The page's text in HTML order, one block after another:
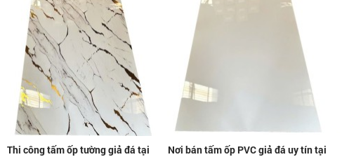
Thi công tấm ốp tường giả đá tại
Nơi bán tấm ốp PVC giả đá uy tín tại